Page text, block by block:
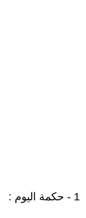
1 - حكمة اليوم :